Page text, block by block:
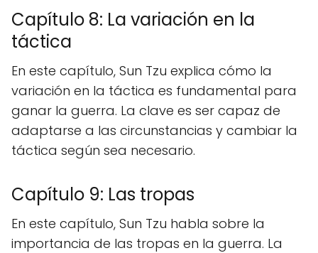
Capítulo 8: La variación en la
táctica
En este capítulo, Sun Tzu explica cómo la
variación en la táctica es fundamental para
ganar la guerra. La clave es ser capaz de
adaptarse a las circunstancias y cambiar la
táctica según sea necesario.
Capítulo 9: Las tropas
En este capítulo, Sun Tzu habla sobre la
importancia de las tropas en la guerra. La